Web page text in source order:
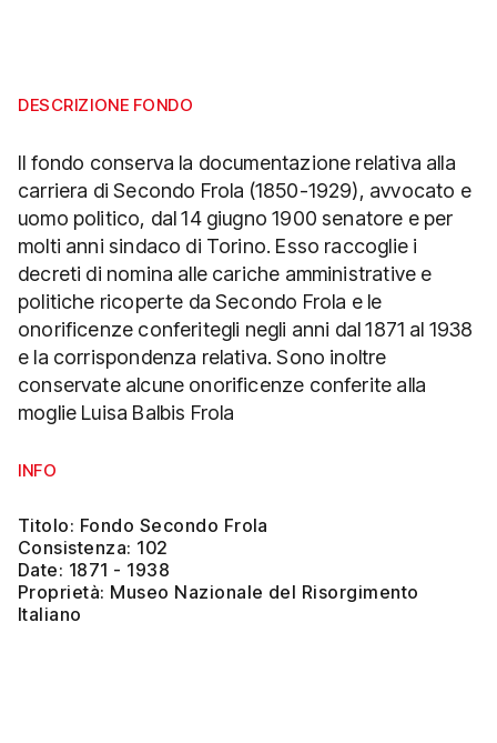
DESCRIZIONE FONDO
Il fondo conserva la documentazione relativa alla
carriera di Secondo Frola (1850-1929), avvocato e
uomo politico, dal 14 giugno 1900 senatore e per
molti anni sindaco di Torino. Esso raccoglie i
decreti di nomina alle cariche amministrative e
politiche ricoperte da Secondo Frola e le
onorificenze conferitegli negli anni dal 1871 al 1938
e la corrispondenza relativa. Sono inoltre
conservate alcune onorificenze conferite alla
moglie Luisa Balbis Frola
INFO
Titolo: Fondo Secondo Frola
Consistenza: 102
Date: 1871 - 1938
Proprietà: Museo Nazionale del Risorgimento
Italiano